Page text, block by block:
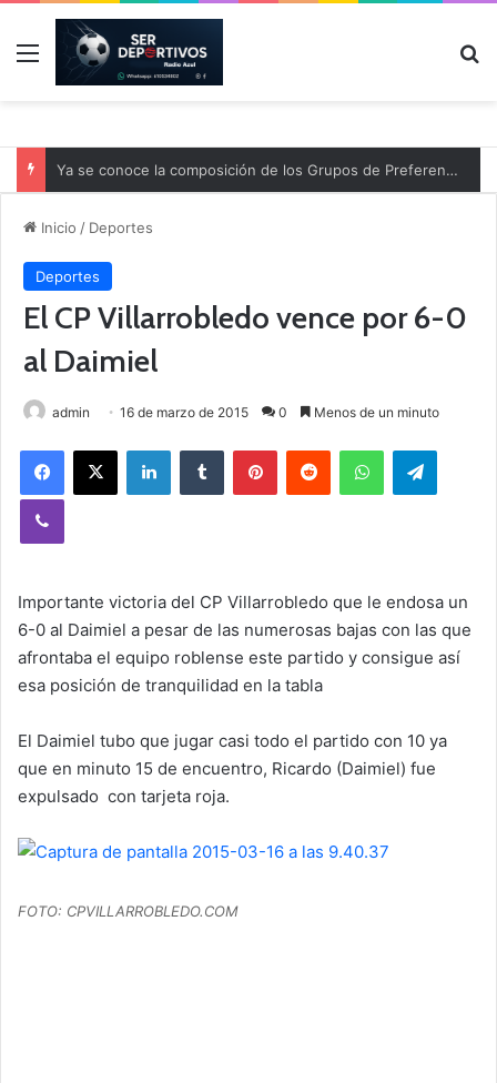
Menú
Ya se conoce la composición de los Grupos de Preferente y el calendario
Inicio / Deportes
Deportes
El CP Villarrobledo vence por 6-0
al Daimiel
admin 16 de marzo de 2015 0 Menos de un minuto
Importante victoria del CP Villarrobledo que le endosa un
6-0 al Daimiel a pesar de las numerosas bajas con las que
afrontaba el equipo roblense este partido y consigue así
esa posición de tranquilidad en la tabla
El Daimiel tubo que jugar casi todo el partido con 10 ya
que en minuto 15 de encuentro, Ricardo (Daimiel) fue
expulsado con tarjeta roja.
FOTO: CPVILLARROBLEDO.COM